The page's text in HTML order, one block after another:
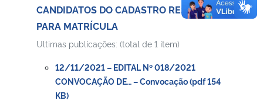
CANDIDATOS DO CADASTRO RESERVA
PARA MATRÍCULA
Ultimas publicações: (total de 1 item)
12/11/2021 – EDITAL Nº 018/2021
CONVOCAÇÃO DE… – Convocação (pdf 154
KB)